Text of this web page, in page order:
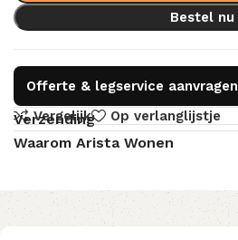
Bestel nu
Offerte & legservice aanvragen
Vergelijk
Op verlanglijstje
Verzending
Waarom Arista Wonen